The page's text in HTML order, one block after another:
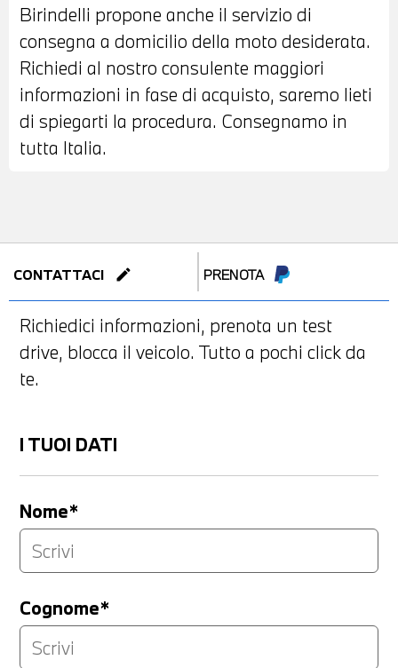
Birindelli propone anche il servizio di
consegna a domicilio della moto desiderata.
Richiedi al nostro consulente maggiori
informazioni in fase di acquisto, saremo lieti
di spiegarti la procedura. Consegnamo in
tutta Italia.
CONTATTACI edit PRENOTA
Richiedici informazioni, prenota un test
drive, blocca il veicolo. Tutto a pochi click da
te.
I TUOI DATI
Nome*
Cognome*